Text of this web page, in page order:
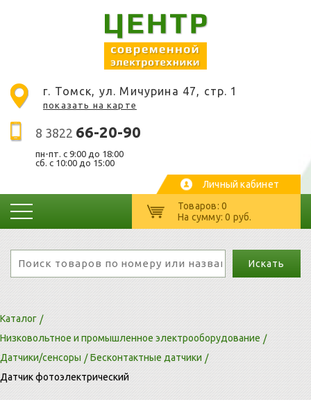
г. Томск, ул. Мичурина 47, стр. 1
показать на карте
8 3822 66-20-90
пн-пт. c 9:00 до 18:00
сб. с 10:00 до 15:00
Личный кабинет
Товаров: 0
На сумму: 0 руб.
Искать
Каталог
Низковольтное и промышленное электрооборудование
Датчики/сенсоры
Бесконтактные датчики
Датчик фотоэлектрический